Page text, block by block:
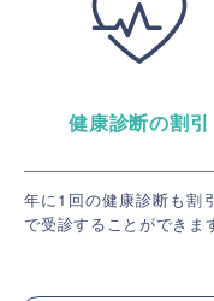
健康診断の割引
年に1回の健康診断も割
で受診することができま